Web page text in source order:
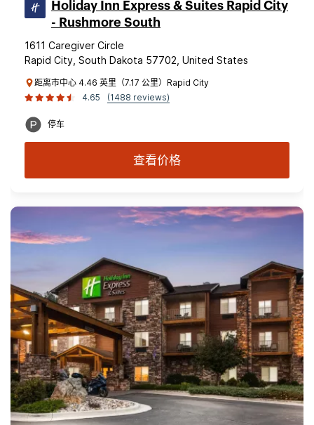
Holiday Inn Express & Suites Rapid City
- Rushmore South
1611 Caregiver Circle
Rapid City, South Dakota 57702, United States
距离市中心 4.46 英里（7.17 公里）Rapid City
4.65
(1488 reviews)
停车
查看价格